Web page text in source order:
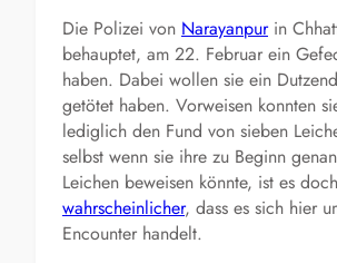
Die Polizei von Narayanpurin
behauptet, am 22. Februar ein
haben. Dabei wollen sie ein
getötet haben. Vorweisen konnten
lediglich den Fund von sieben
selbst wenn sie ihre zu Beginn
Leichen beweisen könnte, ist es doch
wahrscheinlicher, dass es sich hier
Encounter handelt.